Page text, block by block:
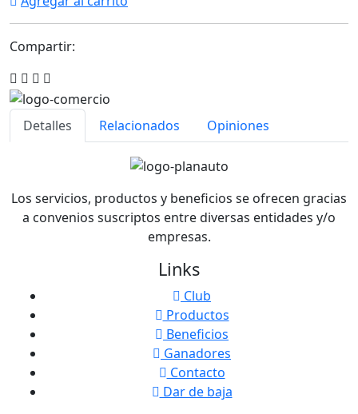
Compartir:
Detalles Relacionados Opiniones
Los servicios, productos y beneficios se ofrecen gracias
a convenios suscriptos entre diversas entidades y/o
empresas.
Links
Club
Productos
Beneficios
Ganadores
Contacto
Dar de baja